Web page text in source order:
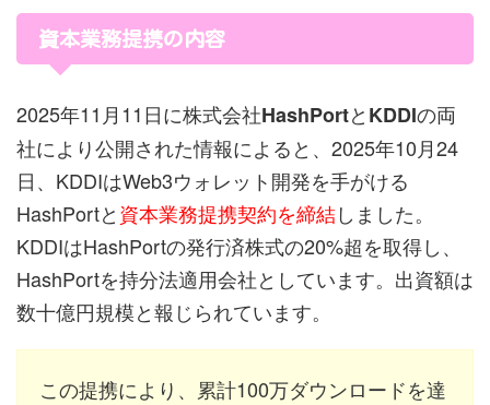
資本業務提携の内容
2025年11月11日に株式会社HashPortとKDDIの両
社により公開された情報によると、2025年10月24
日、KDDIはWeb3ウォレット開発を手がける
HashPortと資本業務提携契約を締結しました。
KDDIはHashPortの発行済株式の20%超を取得し、
HashPortを持分法適用会社としています。出資額は
数十億円規模と報じられています。
この提携により、累計100万ダウンロードを達